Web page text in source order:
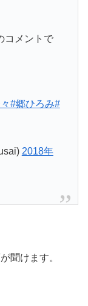
コメントで
#郷ひろみ#
2018年
聞けます。